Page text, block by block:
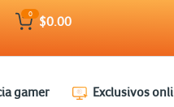
0
$0.00
gamer Exclusivos